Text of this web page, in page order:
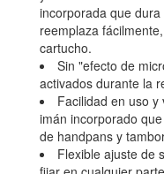
incorporada que
reemplaza
cartucho.
Sin "efecto de
activados durante la
Facilidad en uso
imán incorporado
de handpans y
Flexible ajuste de